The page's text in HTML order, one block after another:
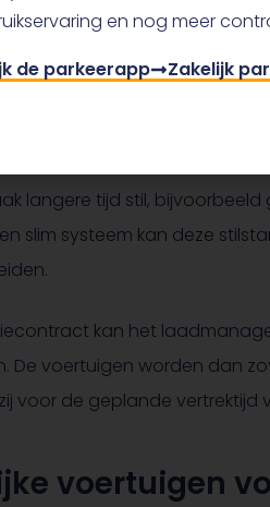
voertuig wordt opgeladen
Netbeheer
moment te laden. Meer
langere tijd stil,
slim systeem kan deze
kan het
De voertuigen worden dan
voor de geplande vertrektijd
voertuigen
en nog meer
de parkeerapp
Zakelijk